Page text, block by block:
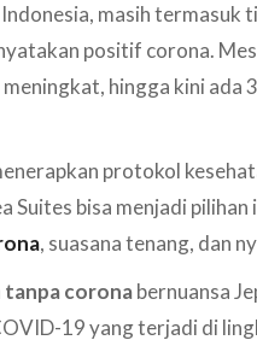
masih termasuk
positif corona.
hingga kini ada
protokol
bisa menjadi
, suasana tenang, dan
tanpa coronabernuansa
19 yang terjadi di